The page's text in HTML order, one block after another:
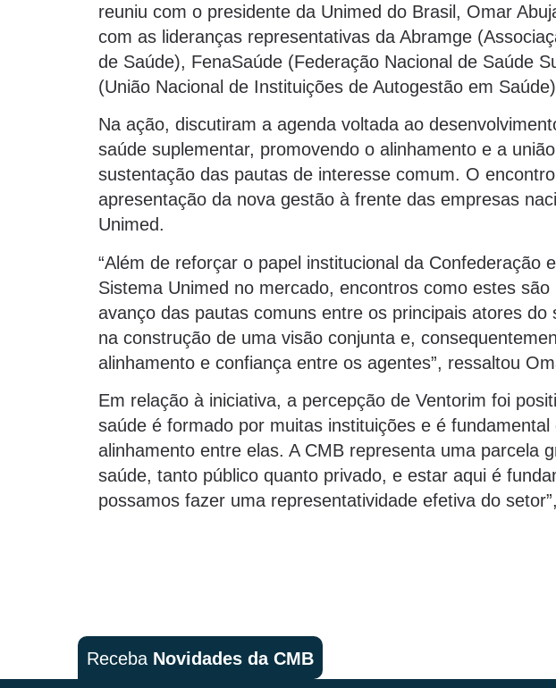
reuniu com o presidente da Unimed do Brasil, Omar
com as lideranças representativas da Abramge
de Saúde), FenaSaúde (Federação Nacional de Saúde
(União Nacional de Instituições de Autogestão em
Na ação, discutiram a agenda voltada ao
saúde suplementar, promovendo o alinhamento e a
sustentação das pautas de interesse comum. O
apresentação da nova gestão à frente das empresas
Unimed.
“Além de reforçar o papel institucional da Confederação
Sistema Unimed no mercado, encontros como estes
avanço das pautas comuns entre os principais atores do
na construção de uma visão conjunta e,
alinhamento e confiança entre os agentes”, ressaltou
Em relação à iniciativa, a percepção de Ventorim foi
saúde é formado por muitas instituições e é fundamental
alinhamento entre elas. A CMB representa uma parcela
saúde, tanto público quanto privado, e estar aqui é
possamos fazer uma representatividade efetiva do
Receba Novidades da CMB